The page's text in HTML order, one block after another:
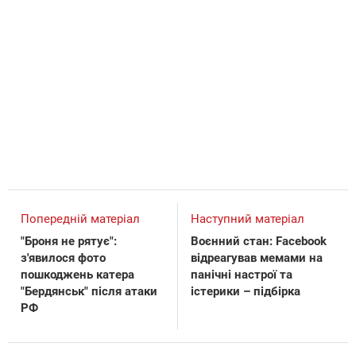
Попередній матеріал
"Броня не рятує":
з'явилося фото
пошкоджень катера
"Бердянськ" після атаки
РФ
Наступний матеріал
Воєнний стан: Facebook
відреагував мемами на
панічні настрої та
істерики – підбірка